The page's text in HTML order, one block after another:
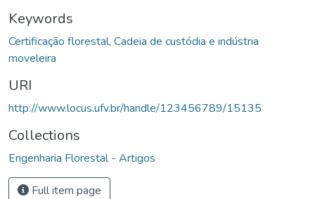
Keywords
Certificação florestal, Cadeia de custódia e indústria
moveleira
URI
http://www.locus.ufv.br/handle/123456789/15135
Collections
Engenharia Florestal - Artigos
Full item page